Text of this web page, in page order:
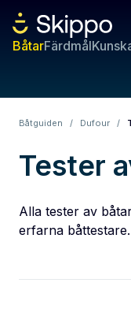
BåtarFärdmål
Båtguiden / Dufour /
Tester
Alla tester av
erfarna båttestare.